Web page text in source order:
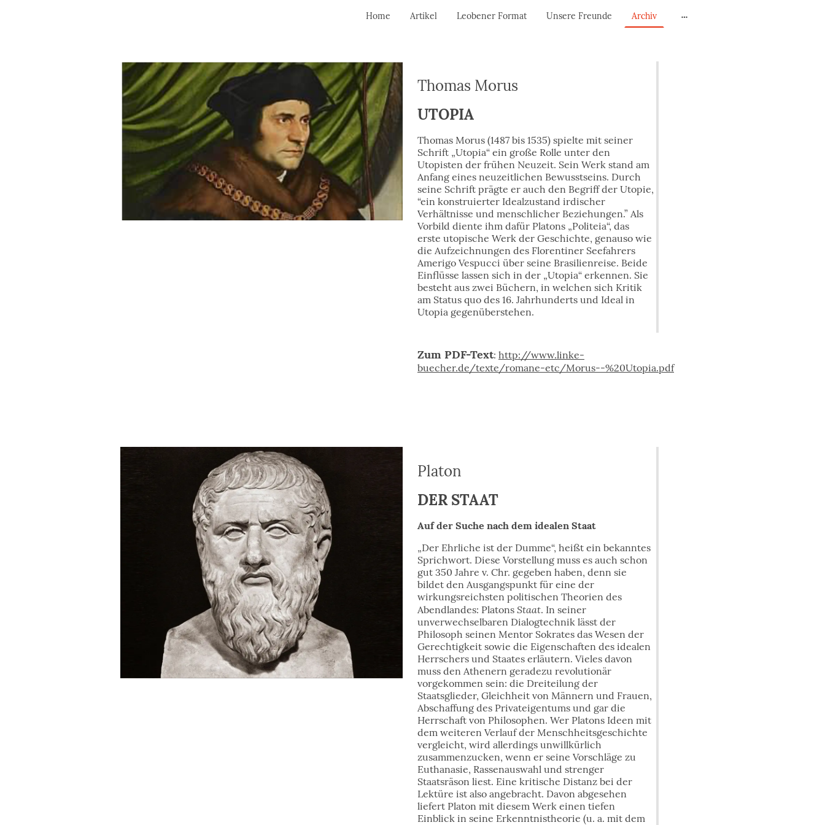
Home Artikel Leobener Format Unsere Freunde Archiv
Thomas Morus
UTOPIA
Thomas Morus (1487 bis 1535) spielte mit seiner
Schrift „Utopia“ ein große Rolle unter den
Utopisten der frühen Neuzeit. Sein Werk stand am
Anfang eines neuzeitlichen Bewusstseins. Durch
seine Schrift prägte er auch den Begriff der Utopie,
“ein konstruierter Idealzustand irdischer
Verhältnisse und menschlicher Beziehungen.” Als
Vorbild diente ihm dafür Platons „Politeia“, das
erste utopische Werk der Geschichte, genauso wie
die Aufzeichnungen des Florentiner Seefahrers
Amerigo Vespucci über seine Brasilienreise. Beide
Einflüsse lassen sich in der „Utopia“ erkennen. Sie
besteht aus zwei Büchern, in welchen sich Kritik
am Status quo des 16. Jahrhunderts und Ideal in
Utopia gegenüberstehen.
Zum PDF-Text: http://www.linke-
buecher.de/texte/romane-etc/Morus--%20Utopia.pdf
Platon
DER STAAT
Auf der Suche nach dem idealen Staat
„Der Ehrliche ist der Dumme“, heißt ein bekanntes
Sprichwort. Diese Vorstellung muss es auch schon
gut 350 Jahre v. Chr. gegeben haben, denn sie
bildet den Ausgangspunkt für eine der
wirkungsreichsten politischen Theorien des
Abendlandes: Platons Staat. In seiner
unverwechselbaren Dialogtechnik lässt der
Philosoph seinen Mentor Sokrates das Wesen der
Gerechtigkeit sowie die Eigenschaften des idealen
Herrschers und Staates erläutern. Vieles davon
muss den Athenern geradezu revolutionär
vorgekommen sein: die Dreiteilung der
Staatsglieder, Gleichheit von Männern und Frauen,
Abschaffung des Privateigentums und gar die
Herrschaft von Philosophen. Wer Platons Ideen mit
dem weiteren Verlauf der Menschheitsgeschichte
vergleicht, wird allerdings unwillkürlich
zusammenzucken, wenn er seine Vorschläge zu
Euthanasie, Rassenauswahl und strenger
Staatsräson liest. Eine kritische Distanz bei der
Lektüre ist also angebracht. Davon abgesehen
liefert Platon mit diesem Werk einen tiefen
Einblick in seine Erkenntnistheorie (u. a. mit dem